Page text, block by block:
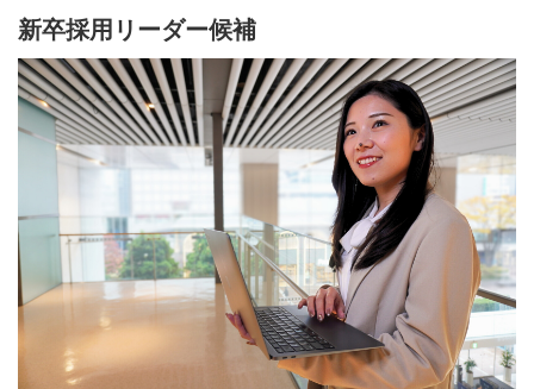
を集めています。
また、株式会社サイバーエージェントと株式会社デジタルインフ
ァクトが共同で実施した「2023年国内動画広告の市場調査」(※)
によると、日本国内における縦型動画広告の市場規模は2023年に
は526億円(前年対比156.3％)に到達、2027年には1,942億円に達す
る見込みと発表されており、世界的に大きな広がりを見せている
縦型動画・ショートドラマ市場は日本国内でも拡大の兆しを見せ
DONUTSは、スマートフォン向けゲームアプリやライブ配信＆動
画アプリ「ミクチャ」などのコンシューマー向けアプリの開発・
運営に加え、出版メディア事業やファッションショーなどでの俳
優・タレントのキャスティング、クリエイティブチーム
「DONUTS CREATIVE」によるドラマやバラエティ番組、CMな
どの幅広い映像制作等、エンターテインメントに関する数多くの
事業を手がけてまいりました。
新卒採用リーダー候補